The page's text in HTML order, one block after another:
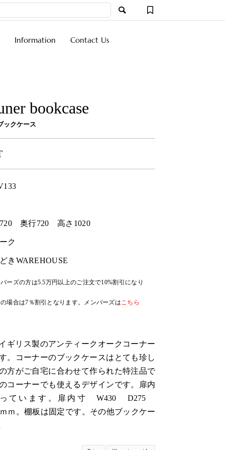
Information Contact Us
bookcase
ックケース
720奥行720 高さ 1020
ク
きWAREHOUSE
ーズの方は5.5万円以上のご注文で10%割引になり
場合は7％割引となります。メンバーズはこちら
ギリス製のアンティークオークコーナー
。コーナーのブックケースはとても珍し
方がご自宅に合わせて作られた特注品で
コーナーでも使えるデザインです。扉内
っています。扉内寸 W430 D275
ｍｍ。棚板は固定です。その他ブックケー